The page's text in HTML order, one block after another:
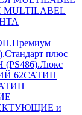
плюс
62САТИН
и